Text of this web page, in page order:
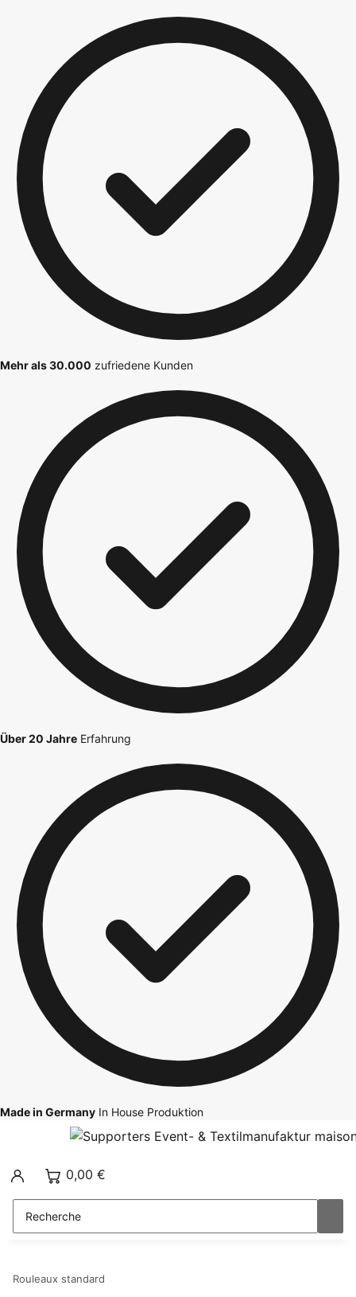
Mehr als 30.000 zufriedene Kunden
Über 20 Jahre Erfahrung
Made in Germany In House Produktion
0,00 €
Rouleaux standard